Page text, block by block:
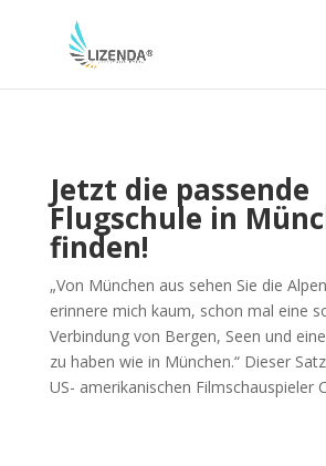
Jetzt die passende
Flugschule in
finden!
„Von München aus sehen Sie die
erinnere mich kaum, schon mal eine
Verbindung von Bergen, Seen und
zu haben wie in München.“ Dieser
US- amerikanischen Filmschauspieler